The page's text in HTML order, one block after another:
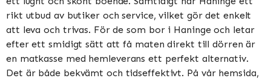
rikt utbud av butiker och service, vilket gör det enkelt
att leva och trivas. För de som bor i Haninge och letar
efter ett smidigt sätt att få maten direkt till dörren är
en matkasse med hemleverans ett perfekt alternativ.
Det är både bekvämt och tidseffektivt. På vår hemsida,